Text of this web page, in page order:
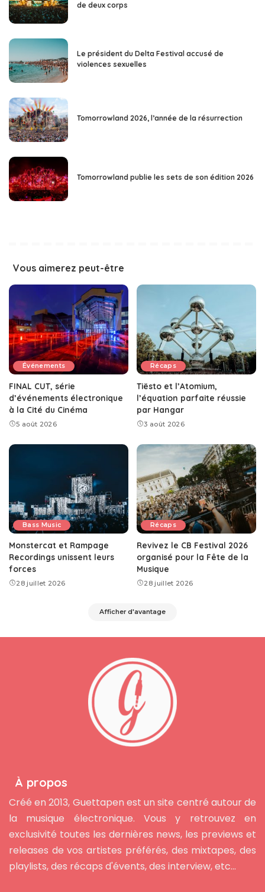
de deux corps
Le président du Delta Festival accusé de
violences sexuelles
Tomorrowland 2026, l’année de la résurrection
Tomorrowland publie les sets de son édition 2026
Vous aimerez peut-être
Événements
FINAL CUT, série
d’événements électronique
à la Cité du Cinéma
5 août 2026
Récaps
Tiësto et l’Atomium,
l’équation parfaite réussie
par Hangar
3 août 2026
Bass Music
Monstercat et Rampage
Recordings unissent leurs
forces
28 juillet 2026
Récaps
Revivez le CB Festival 2026
organisé pour la Fête de la
Musique
28 juillet 2026
Afficher d'avantage
À propos
Créé en 2013, Guettapen est un site centré autour de
la musique électronique. Vous y retrouvez en
exclusivité toutes les dernières news, les previews et
releases de vos artistes préférés, des mixtapes, des
playlists, des récaps d'évents, des interview, etc...